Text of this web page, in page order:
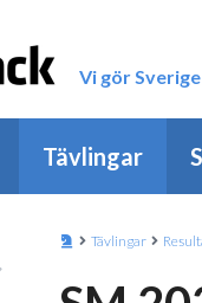
Vi gör
Tävlingar
Tävlingar